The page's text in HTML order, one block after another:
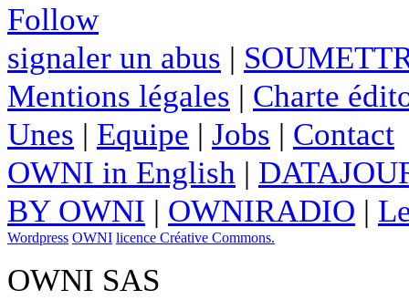
Follow
signaler un abus |
Mentions légales | Charte
Unes | Equipe | Jobs | Contact
OWNI in English |
BY OWNI | OWNIRADIO |
Wordpress OWNI licence Créative Commons.
OWNI SAS